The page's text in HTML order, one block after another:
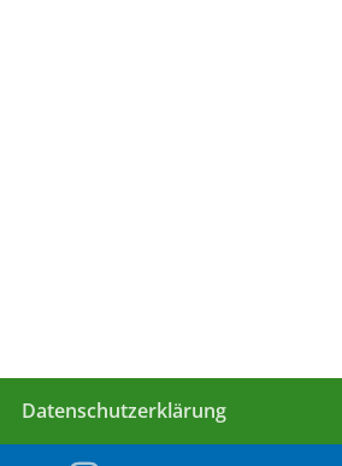
Datenschutzerklärung